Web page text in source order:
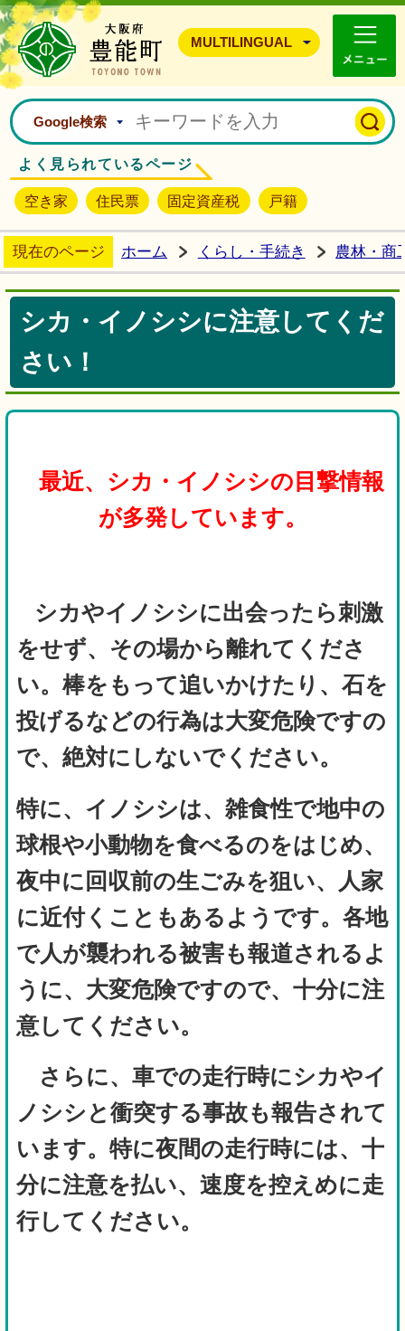
豊能町ホームページ
MULTILINGUAL
Google検索
よく見られているページ
空き家 住民票 固定資産税 戸籍
現在のページ ホーム くらし・手続き 農林・商
シカ・イノシシに注意してくだ
さい！
最近、シカ・イノシシの目撃情報
が多発しています。
シカやイノシシに出会ったら刺激
をせず、その場から離れてくださ
い。棒をもって追いかけたり、石を
投げるなどの行為は大変危険ですの
で、絶対にしないでください。
特に、イノシシは、雑食性で地中の
球根や小動物を食べるのをはじめ、
夜中に回収前の生ごみを狙い、人家
に近付くこともあるようです。各地
で人が襲われる被害も報道されるよ
うに、大変危険ですので、十分に注
意してください。
さらに、車での走行時にシカやイ
ノシシと衝突する事故も報告されて
います。特に夜間の走行時には、十
分に注意を払い、速度を控えめに走
行してください。